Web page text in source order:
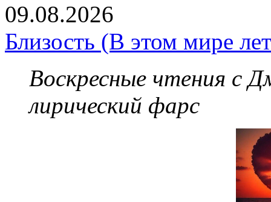
09.08.2026
Близость (В этом мире
Воскресные чтения с
лирический фарс